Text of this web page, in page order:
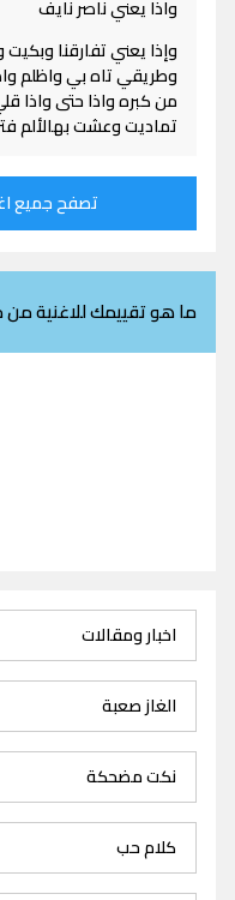
واذا يعني ناصر نايف
وإذا يعني تفارقنا
وطريقي تاه بي واظلم
من كبره واذا حتى واذا
تماديت وعشت بهالألم
تصفح جميع
ما هو تقييمك للاغنية
اخبار ومقالات
الغاز صعبة
نكت مضحكة
كلام حب